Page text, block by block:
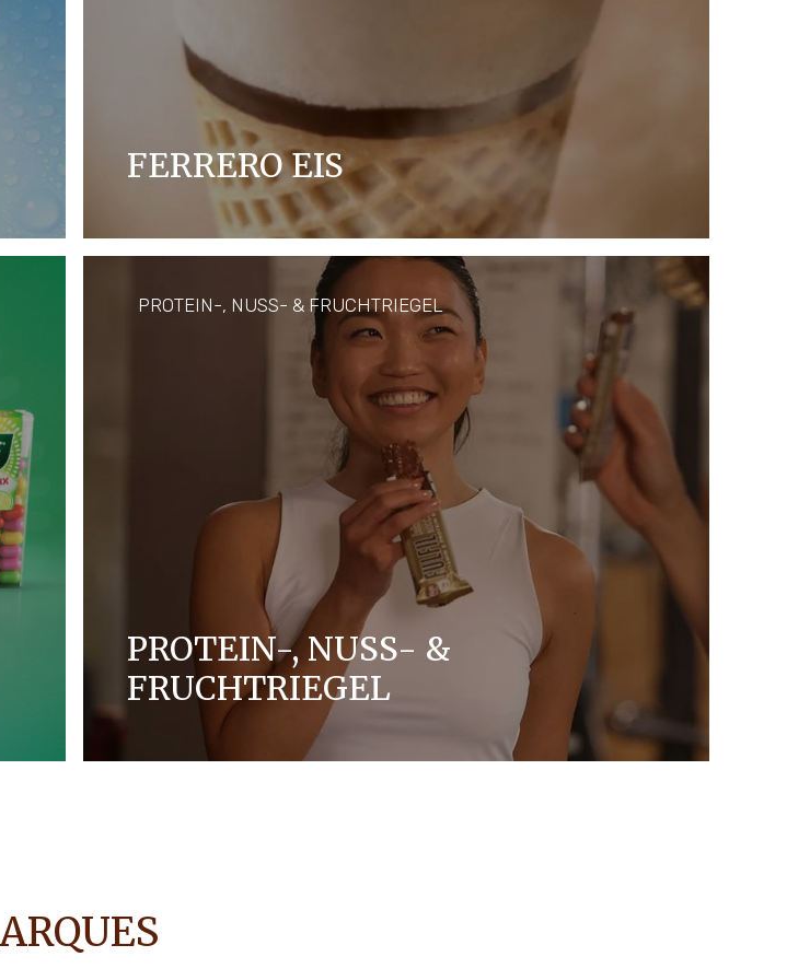
FERRERO EIS
Eisliebhaber kommen auf ihre Kosten. Die Auswahl von Ferrero
Eis reicht von cremig-milchig und nussig-schokoladig bis
fruchtig-frisch.
PROTEIN-, NUSS- & FRUCHTRIEGEL
PROTEIN-, NUSS- &
FRUCHTRIEGEL
Snacks, die funktionalen Mehrwert bieten und keine
Kompromisse im Geschmack machen.